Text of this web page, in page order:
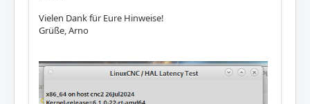
Vielen Dank für Eure Hinweise!
Grüße, Arno